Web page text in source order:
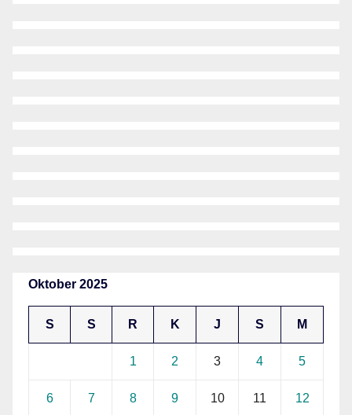
Oktober 2025
S S R K J S M
1 2 3 4 5
6 7 8 9 10 11 12